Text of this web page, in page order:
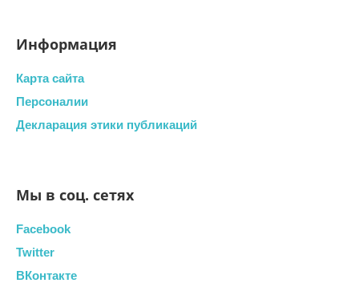
Информация
Карта сайта
Персоналии
Декларация этики публикаций
Мы в соц. сетях
Facebook
Twitter
ВКонтакте